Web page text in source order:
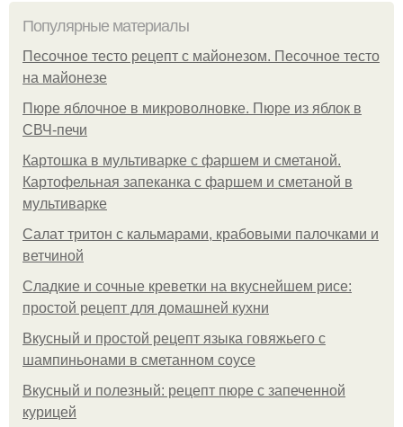
Популярные материалы
Песочное тесто рецепт с майонезом. Песочное тесто
на майонезе
Пюре яблочное в микроволновке. Пюре из яблок в
СВЧ-печи
Картошка в мультиварке с фаршем и сметаной.
Картофельная запеканка с фаршем и сметаной в
мультиварке
Салат тритон с кальмарами, крабовыми палочками и
ветчиной
Сладкие и сочные креветки на вкуснейшем рисе:
простой рецепт для домашней кухни
Вкусный и простой рецепт языка говяжьего с
шампиньонами в сметанном соусе
Вкусный и полезный: рецепт пюре с запеченной
курицей